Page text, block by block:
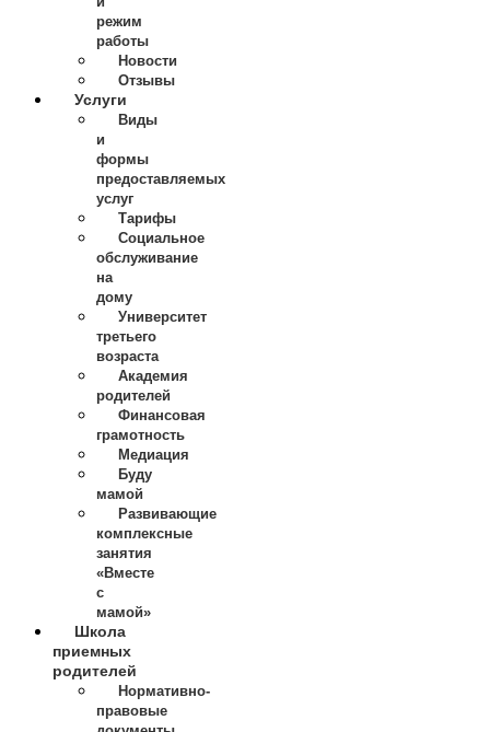
режим
работы
Новости
Отзывы
Услуги
Виды
и
формы
предоставляемых
услуг
Тарифы
Социальное
обслуживание
на
дому
Университет
третьего
возраста
Академия
родителей
Финансовая
грамотность
Медиация
Буду
мамой
Развивающие
комплексные
занятия
«Вместе
с
мамой»
Школа
приемных
родителей
Нормативно-
правовые